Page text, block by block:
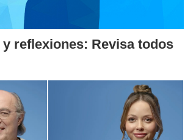
reflexiones: Revisa todos